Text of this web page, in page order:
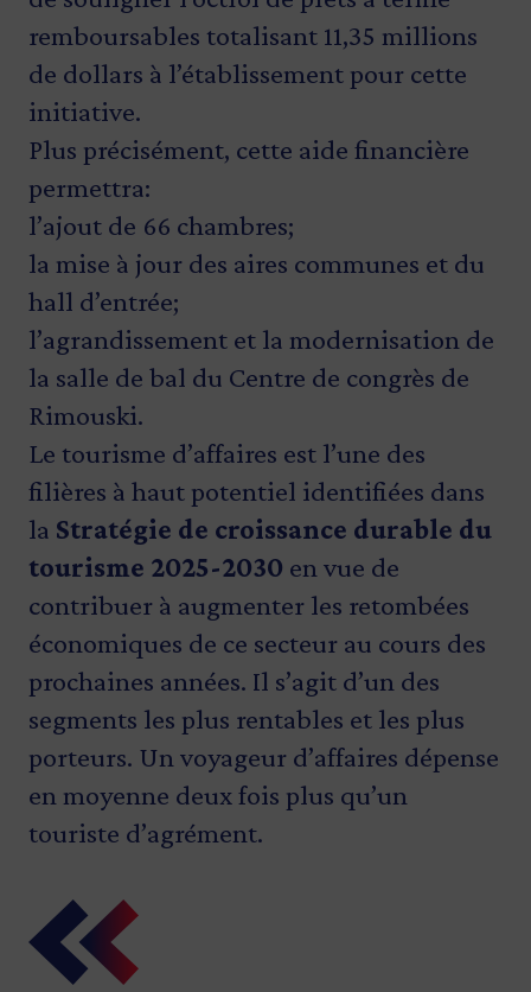
remboursables totalisant 11,35 millions
de dollars à l’établissement pour cette
initiative.
Plus précisément, cette aide financière
permettra:
l’ajout de 66 chambres;
la mise à jour des aires communes et du
hall d’entrée;
l’agrandissement et la modernisation de
la salle de bal du Centre de congrès de
Rimouski.
Le tourisme d’affaires est l’une des
filières à haut potentiel identifiées dans
la Stratégie de croissance durable du
tourisme 2025-2030 en vue de
contribuer à augmenter les retombées
économiques de ce secteur au cours des
prochaines années. Il s’agit d’un des
segments les plus rentables et les plus
porteurs. Un voyageur d’affaires dépense
en moyenne deux fois plus qu’un
touriste d’agrément.